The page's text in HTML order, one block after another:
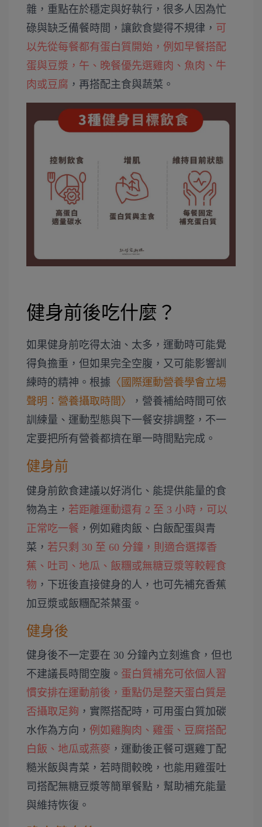
雜，重點在於穩定與好執行，很多人因為忙
碌與缺乏備餐時間，讓飲食變得不規律， 可
以先從每餐都有蛋白質開始，例如早餐搭配
蛋與豆漿，午、晚餐優先選雞肉、魚肉、牛
肉或豆腐 ，再搭配主食與蔬菜。
健身前後吃什麼？
如果健身前吃得太油、太多，運動時可能覺
得負擔重，但如果完全空腹，又可能影響訓
練時的精神。根據 〈國際運動營養學會立場
聲明：營養攝取時間〉
，營養補給時間可依
訓練量、運動型態與下一餐安排調整，不一
定要把所有營養都擠在單一時間點完成。
健身前
健身前飲食建議以好消化、能提供能量的食
物為主， 若距離運動還有 2 至 3 小時，可以
正常吃一餐 ，例如雞肉飯、白飯配蛋與青
菜， 若只剩 30 至 60 分鐘，則適合選擇香
蕉、吐司、地瓜、飯糰或無糖豆漿等較輕食
物 ，下班後直接健身的人，也可先補充香蕉
加豆漿或飯糰配茶葉蛋。
健身後
健身後不一定要在 30 分鐘內立刻進食，但也
不建議長時間空腹。 蛋白質補充可依個人習
慣安排在運動前後，重點仍是整天蛋白質是
否攝取足夠 ，實際搭配時，可用蛋白質加碳
水作為方向， 例如雞胸肉、雞蛋、豆腐搭配
白飯、地瓜或燕麥 ，運動後正餐可選雞丁配
糙米飯與青菜，若時間較晚，也能用雞蛋吐
司搭配無糖豆漿等簡單餐點，幫助補充能量
與維持恢復。